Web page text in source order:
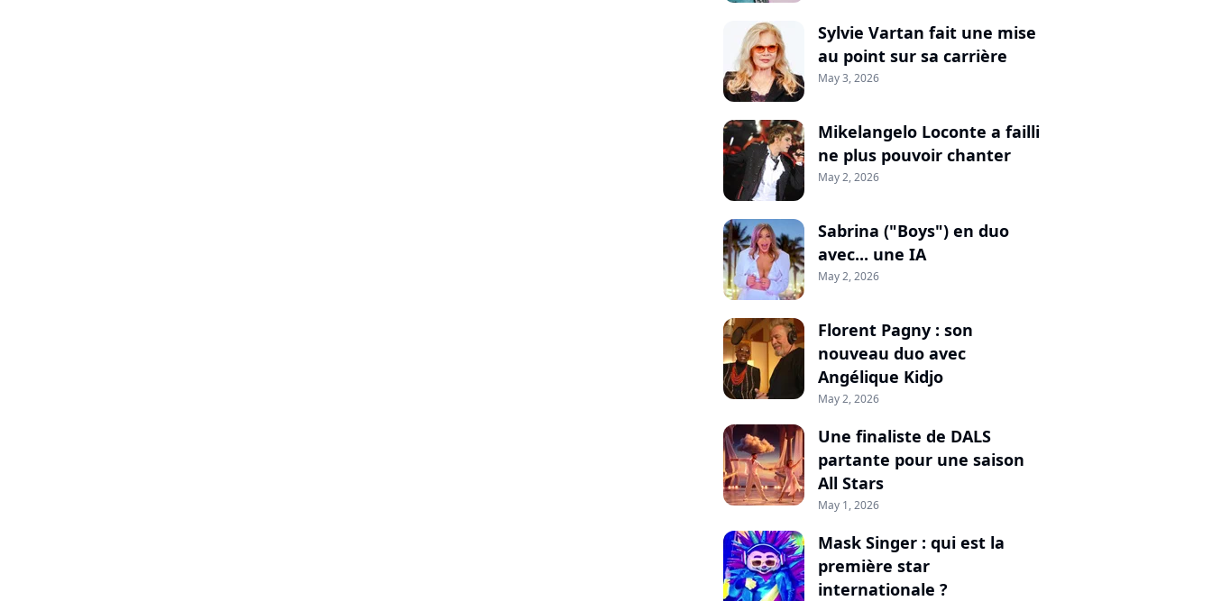
Sylvie Vartan fait une mise
au point sur sa carrière
May 3, 2026
Mikelangelo Loconte a failli
ne plus pouvoir chanter
May 2, 2026
Sabrina ("Boys") en duo
avec... une IA
May 2, 2026
Florent Pagny : son
nouveau duo avec
Angélique Kidjo
May 2, 2026
Une finaliste de DALS
partante pour une saison
All Stars
May 1, 2026
Mask Singer : qui est la
première star
internationale ?